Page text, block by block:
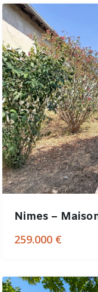
Nimes –
259.000 €